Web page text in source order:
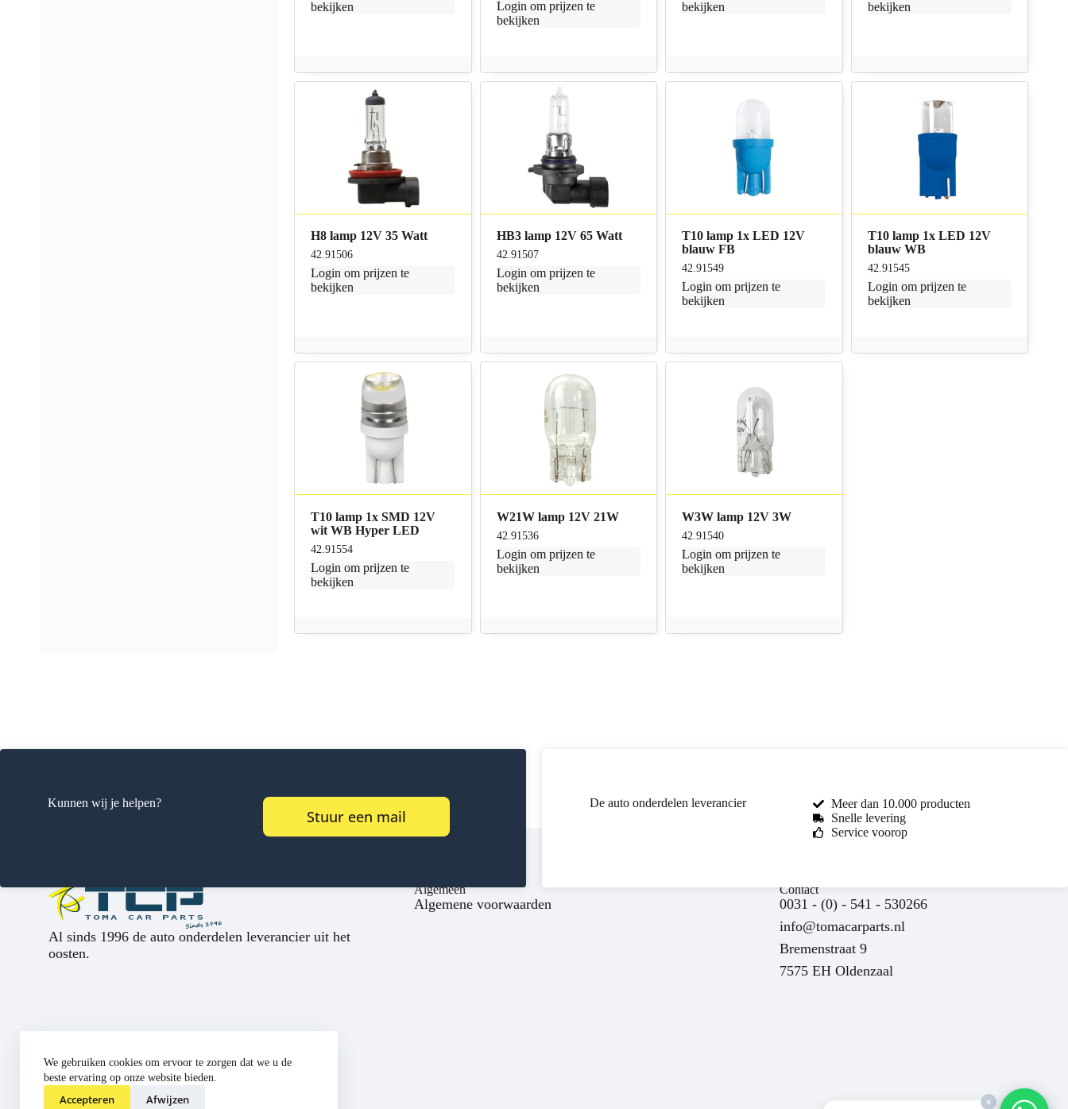
We gebruiken cookies om ervoor te zorgen dat we u de
beste ervaring op onze website bieden.
Accepteren Afwijzen
bekijken
Login om prijzen te
bekijken
bekijken
bekijken
H8 lamp 12V 35 Watt
42.91506
Login om prijzen te
bekijken
HB3 lamp 12V 65 Watt
42.91507
Login om prijzen te
bekijken
T10 lamp 1x LED 12V
blauw FB
42.91549
Login om prijzen te
bekijken
T10 lamp 1x LED 12V
blauw WB
42.91545
Login om prijzen te
bekijken
T10 lamp 1x SMD 12V
wit WB Hyper LED
42.91554
Login om prijzen te
bekijken
W21W lamp 12V 21W
42.91536
Login om prijzen te
bekijken
W3W lamp 12V 3W
42.91540
Login om prijzen te
bekijken
Kunnen wij je helpen?
Stuur een mail
De auto onderdelen leverancier
Meer dan 10.000 producten
Snelle levering
Service voorop
Al sinds 1996 de auto onderdelen leverancier uit het
oosten.
Algemeen
Algemene voorwaarden
Contact
0031 - (0) - 541 - 530266
info@tomacarparts.nl
Bremenstraat 9
7575 EH Oldenzaal
Reageert meestal binnen enkele uren
×